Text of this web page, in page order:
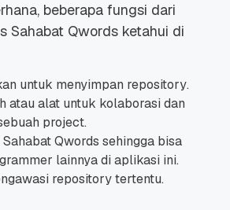
beberapa fungsi dari
Sahabat Qwords ketahui di
untuk menyimpan repository.
atau alat untuk kolaborasi dan
project.
Qwords sehingga bisa
lainnya di aplikasi ini.
repositorytertentu.